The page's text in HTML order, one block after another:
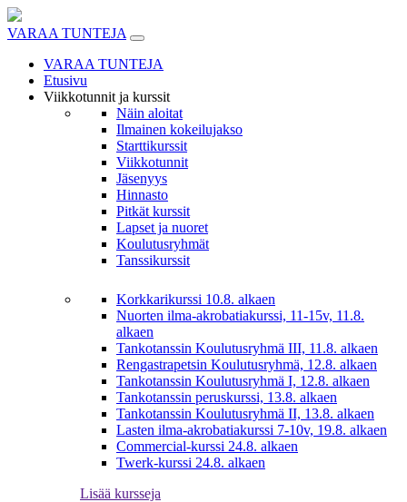
Skip
to
VARAA TUNTEJA
VARAA TUNTEJA
Etusivu
Viikkotunnit ja kurssit
Näin aloitat
Ilmainen kokeilujakso
Starttikurssit
Viikkotunnit
Jäsenyys
Hinnasto
Pitkät kurssit
Lapset ja nuoret
Koulutusryhmät
Tanssikurssit
Korkkarikurssi 10.8. alkaen
Nuorten ilma-akrobatiakurssi, 11-15v, 11.8.
alkaen
Tankotanssin Koulutusryhmä III, 11.8. alkaen
Rengastrapetsin Koulutusryhmä, 12.8. alkaen
Tankotanssin Koulutusryhmä I, 12.8. alkaen
Tankotanssin peruskurssi, 13.8. alkaen
Tankotanssin Koulutusryhmä II, 13.8. alkaen
Lasten ilma-akrobatiakurssi 7-10v, 19.8. alkaen
Commercial-kurssi 24.8. alkaen
Twerk-kurssi 24.8. alkaen
Lisää kursseja